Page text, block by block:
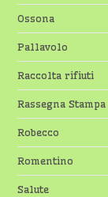
Ossona
Pallavolo
Raccolta rifiuti
Rassegna Stampa
Robecco
Romentino
Salute